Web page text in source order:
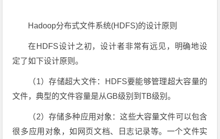
Hadoop分布式文件系统(HDFS)的设计原则
在HDFS设计之初，设计者非常有远见，明确地设
定了如下设计原则。
（1）存储超大文件：HDFS要能够管理超大容量的
文件，典型的文件容量是从GB级别到TB级别。
（2）存储多种应用对象：这些大容量文件可以包含
很多应用对象，如网页文档、日志记录等。一个文件实